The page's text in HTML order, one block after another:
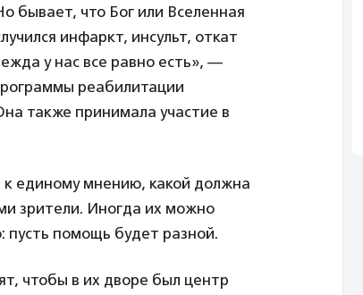
бывает, что Бог или Вселенная
инфаркт, инсульт, откат
у нас все равно есть», —
реабилитации
также принимала участие в
единому мнению, какой должна
зрители. Иногда их можно
помощь будет разной.
чтобы в их дворе был центр